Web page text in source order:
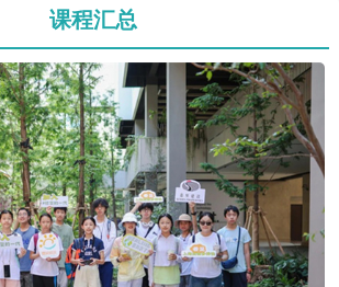
课程汇总